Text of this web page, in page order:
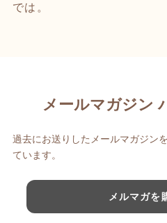
では。
メールマガジン
過去にお送りしたメールマガジン
ています。
メルマガを